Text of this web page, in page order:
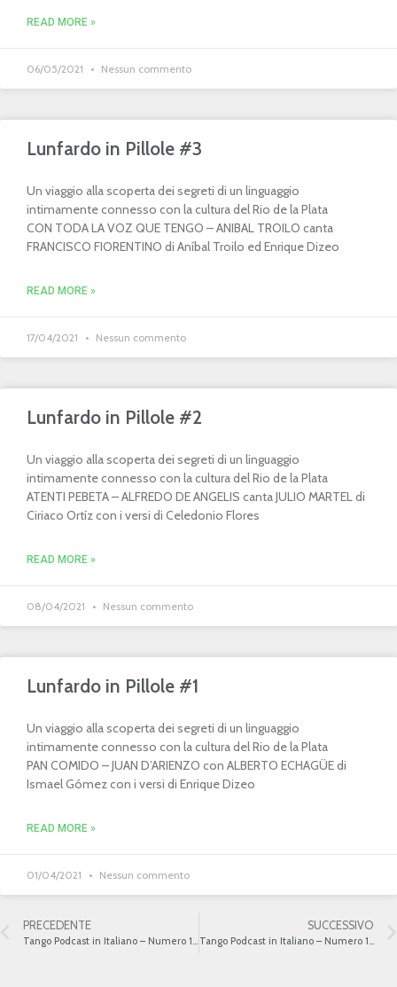
READ MORE »
06/05/2021 Nessun commento
Lunfardo in Pillole #3
Un viaggio alla scoperta dei segreti di un linguaggio
intimamente connesso con la cultura del Rio de la Plata
CON TODA LA VOZ QUE TENGO – ANIBAL TROILO canta
FRANCISCO FIORENTINO di Aníbal Troilo ed Enrique Dizeo
READ MORE »
17/04/2021 Nessun commento
Lunfardo in Pillole #2
Un viaggio alla scoperta dei segreti di un linguaggio
intimamente connesso con la cultura del Rio de la Plata
ATENTI PEBETA – ALFREDO DE ANGELIS canta JULIO MARTEL di
Ciriaco Ortíz con i versi di Celedonio Flores
READ MORE »
08/04/2021 Nessun commento
Lunfardo in Pillole #1
Un viaggio alla scoperta dei segreti di un linguaggio
intimamente connesso con la cultura del Rio de la Plata
PAN COMIDO – JUAN D’ARIENZO con ALBERTO ECHAGÜE di
Ismael Gómez con i versi di Enrique Dizeo
READ MORE »
01/04/2021 Nessun commento
PRECEDENTE SUCCESSIVO